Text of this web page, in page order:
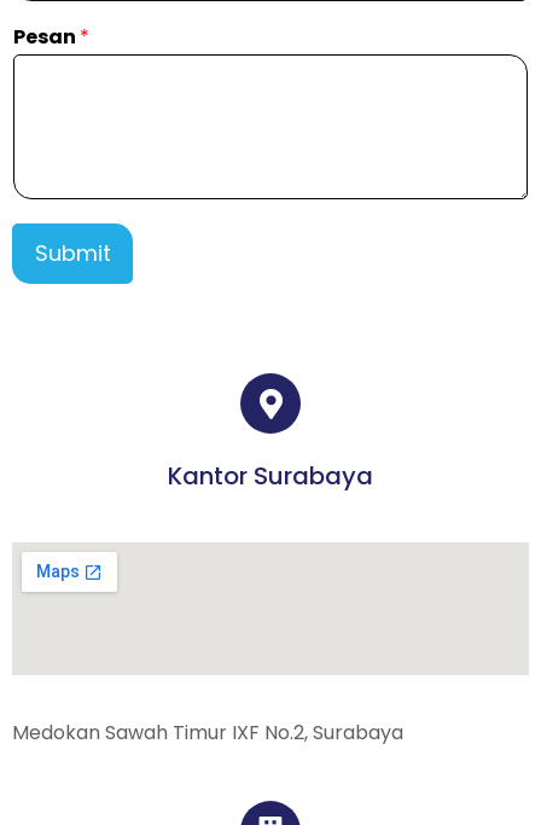
Pesan *
Submit
Kantor Surabaya
Medokan Sawah Timur IXF No.2, Surabaya